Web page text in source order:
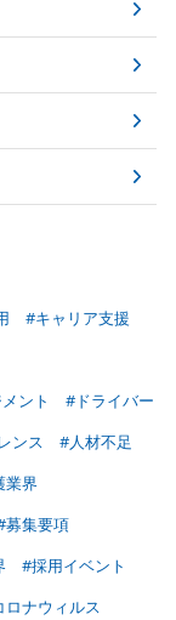
#キャリア支援
ント
#ドライバー
ンス
#人材不足
業界
募集要項
#採用イベント
ロナウィルス